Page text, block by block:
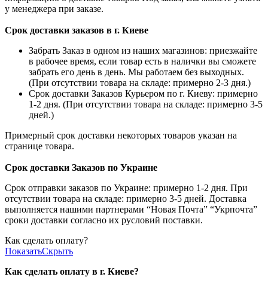
у менеджера при заказе.
Срок доставки заказов в г. Киеве
Забрать Заказ в одном из наших магазинов: приезжайте
в рабочее время, если товар есть в налички вы сможете
забрать его день в день. Мы работаем без выходных.
(При отсутствии товара на складе: примерно 2-3 дня.)
Срок доставки Заказов Курьером по г. Киеву: примерно
1-2 дня. (При отсутствии товара на складе: примерно 3-5
дней.)
Примерный срок доставки некоторых товаров указан на
странице товара.
Срок доставки Заказов по Украине
Срок отправки заказов по Украине: примерно 1-2 дня. При
отсутствии товара на складе: примерно 3-5 дней. Доставка
выполняется нашими партнерами “Новая Почта” “Укрпочта”
сроки доставки согласно их русловий поставки.
Как сделать оплату?
ПоказатьСкрыть
Как сделать оплату в г. Киеве?